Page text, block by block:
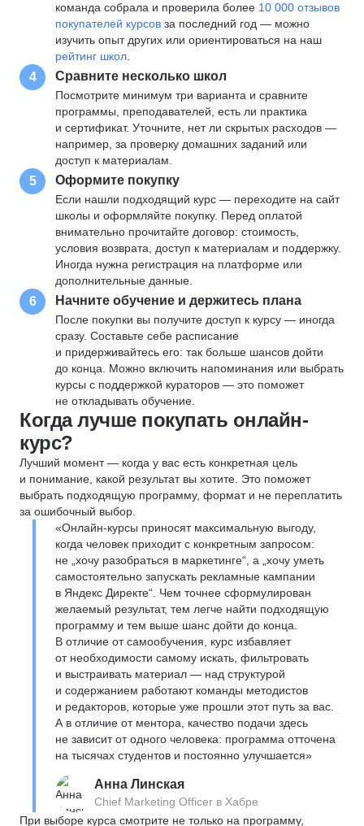
команда собрала и проверила более 10 000 отзывов
покупателей курсов за последний год — можно
изучить опыт других или ориентироваться на наш
рейтинг школ
4 Сравните несколько школ
Посмотрите минимум три варианта и сравните
программы, преподавателей, есть ли практика
и сертификат. Уточните, нет ли скрытых расходов —
например, за проверку домашних заданий или
доступ к материалам.
5 Оформите покупку
Если нашли подходящий курс — переходите на сайт
школы и оформляйте покупку. Перед оплатой
внимательно прочитайте договор: стоимость,
условия возврата, доступ к материалам и поддержку.
Иногда нужна регистрация на платформе или
дополнительные данные.
6 Начните обучение и держитесь плана
После покупки вы получите доступ к курсу — иногда
сразу. Составьте себе расписание
и придерживайтесь его: так больше шансов дойти
до конца. Можно включить напоминания или выбрать
курсы с поддержкой кураторов — это поможет
не откладывать обучение.
Когда лучше покупать онлайн-
курс?
Лучший момент — когда у вас есть конкретная цель
и понимание, какой результат вы хотите. Это поможет
выбрать подходящую программу, формат и не переплатить
за ошибочный выбор.
«Онлайн-курсы приносят максимальную выгоду,
когда человек приходит с конкретным запросом:
не „хочу разобраться в маркетинге“, а „хочу уметь
самостоятельно запускать рекламные кампании
в Яндекс Директе“. Чем точнее сформулирован
желаемый результат, тем легче найти подходящую
программу и тем выше шанс дойти до конца.
В отличие от самообучения, курс избавляет
от необходимости самому искать, фильтровать
и выстраивать материал — над структурой
и содержанием работают команды методистов
и редакторов, которые уже прошли этот путь за вас.
А в отличие от ментора, качество подачи здесь
не зависит от одного человека: программа отточена
на тысячах студентов и постоянно улучшается»
Анна Линская
Chief Marketing Officer в Хабре
При выборе курса смотрите не только на программу,